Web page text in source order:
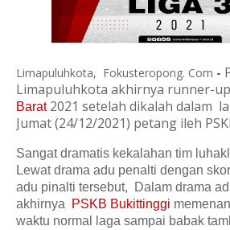
Limapuluhkota, Fokusteropong. Com -
Limapuluhkota akhirnya runner-up
Barat 2021 setelah dikalah dalam
Jumat (24/12/2021) petang ileh
Sangat dramatis kekalahan tim
Lewat drama adu penalti dengan
adu pinalti tersebut, Dalam drama
akhirnya
PSKB Bukittinggi
waktu normal laga sampai babak